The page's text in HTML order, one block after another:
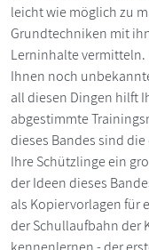
leicht wie möglich zu
Grundtechniken mit
Lerninhalte
Ihnen noch
all diesen Dingen hilft
abgestimmte
dieses Bandes sind die
Ihre Schützlinge ein
der Ideen dieses
als Kopiervorlagen für
der Schullaufbahn der